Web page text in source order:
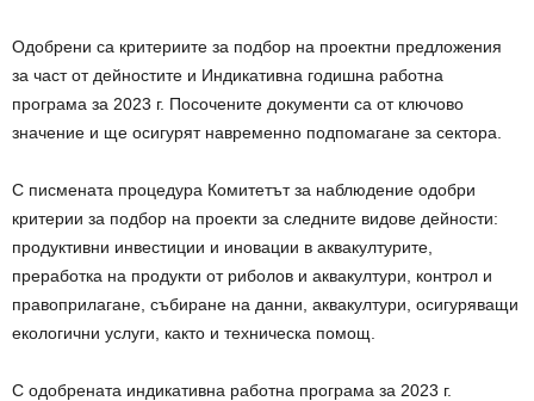
Одобрени са критериите за подбор на проектни предложения
за част от дейностите и Индикативна годишна работна
програма за 2023 г. Посочените документи са от ключово
значение и ще осигурят навременно подпомагане за сектора.
С писмената процедура Комитетът за наблюдение одобри
критерии за подбор на проекти за следните видове дейности:
продуктивни инвестиции и иновации в аквакултурите,
преработка на продукти от риболов и аквакултури, контрол и
правоприлагане, събиране на данни, аквакултури, осигуряващи
екологични услуги, както и техническа помощ.
С одобрената индикативна работна програма за 2023 г.